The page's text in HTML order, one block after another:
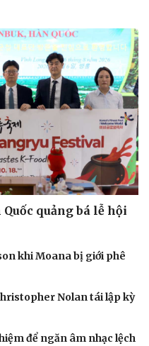
quảng bá lễ hội
khi Moana bị giới phê
Nolan tái lập kỳ
để ngăn âm nhạc lệch